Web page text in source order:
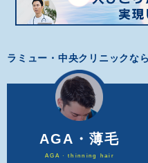
ラミュー・中央クリニックな
AGA・薄毛
AGA · thinning hair